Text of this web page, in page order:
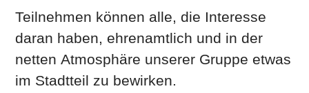
Teilnehmen können alle, die Interesse
daran haben, ehrenamtlich und in der
nettenAtmosphäre unserer Gruppe etwas
im Stadtteil zu bewirken.